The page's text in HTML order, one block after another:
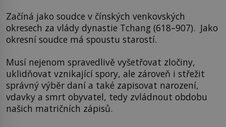
Začíná jako soudce v čínských venkovských
okresech za vlády dynastie Tchang (618–907). Jako
okresní soudce má spoustu starostí.
Musí nejenom spravedlivě vyšetřovat zločiny,
uklidňovat vznikající spory, ale zároveň i střežit
správný výběr daní a také zapisovat narození,
vdavky a smrt obyvatel, tedy zvládnout obdobu
našich matričních zápisů.